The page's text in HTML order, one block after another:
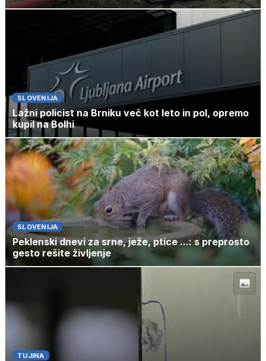
SLOVENIJA
Lažni policist na Brniku več kot leto in pol, opremo
kupil na Bolhi
SLOVENIJA
Peklenski dnevi za srne, ježe, ptice ...: s preprosto
gesto rešite življenje
TUJINA